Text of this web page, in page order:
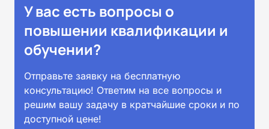
У вас есть вопросы о
повышении квалификации и
обучении?
Отправьте заявку на бесплатную
консультацию! Ответим на все вопросы и
решим вашу задачу в кратчайшие сроки и по
доступной цене!